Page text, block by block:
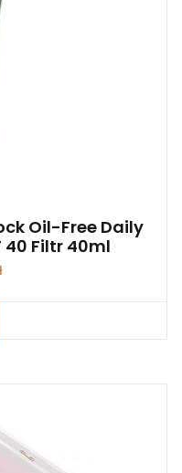
Oil-Free Daily
40 Filtr 40ml